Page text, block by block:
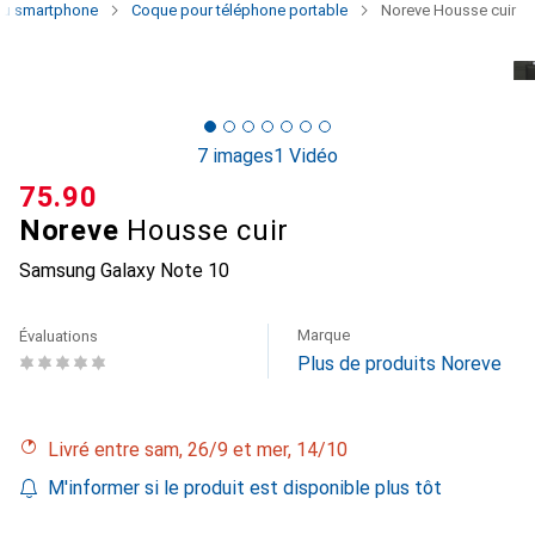
smartphone Coque pour téléphone portable Noreve Housse cuir
7 images1 Vidéo
Noreve Housse cuir
Samsung Galaxy Note 10
CHF
75.90
Évaluations Marque
Plus de produits Noreve
Livré entre sam, 26/9 et mer, 14/10
M'informer si le produit est disponible plus tôt